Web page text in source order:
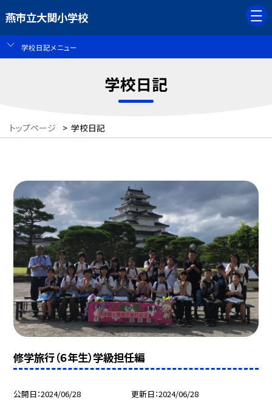
燕市立大関小学校
学校日記メニュー
学校日記
トップページ > 学校日記
修学旅行（６年生）学級担任編
公開日 2024/06/28 更新日 2024/06/28